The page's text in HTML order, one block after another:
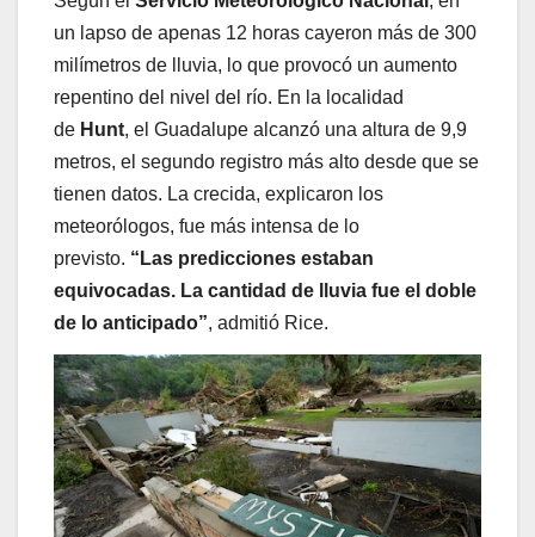
un lapso de apenas 12 horas cayeron más de 300
milímetros de lluvia, lo que provocó un aumento
repentino del nivel del río. En la localidad
de Hunt, el Guadalupe alcanzó una altura de 9,9
metros, el segundo registro más alto desde que se
tienen datos. La crecida, explicaron los
meteorólogos, fue más intensa de lo
previsto. “Las predicciones estaban
equivocadas. La cantidad de lluvia fue el doble
de lo anticipado”, admitió Rice.